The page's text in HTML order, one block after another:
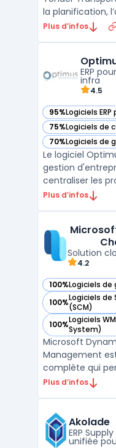
la planification,
des transports
des contraintes
capacit ...
Plus d’infos
ERP
infra
4.5
95%Logiciels
— voir Optimus
75%Logiciels de
— voir Optimus
70%Logiciels de
— voir Optimus
Le logiciel
gestion
centraliser les
sein d’une
son interface
Plus d’infos
Solution
4.2
100%Logiciels de
— voir Microsoft
100%Logiciels de
(SCM)
— voir Microsoft
100%Logiciels
System)
— voir Microsoft
Microsoft
Management
complète qui
de la chaîne
améliorer la
planification
Plus d’infos
Akolade
ERP
unifiée